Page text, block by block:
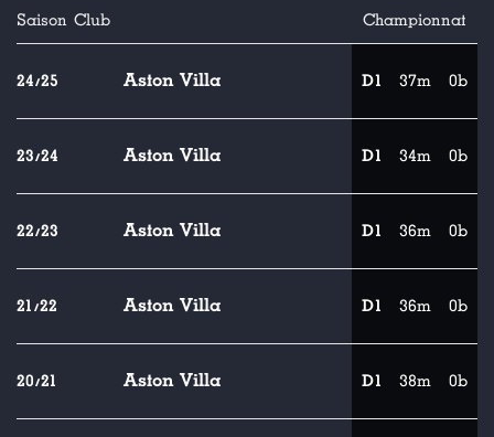
Saison Club Championnat
24/25 Aston Villa D1 37m 0b
23/24 Aston Villa D1 34m 0b
22/23 Aston Villa D1 36m 0b
21/22 Aston Villa D1 36m 0b
20/21 Aston Villa D1 38m 0b